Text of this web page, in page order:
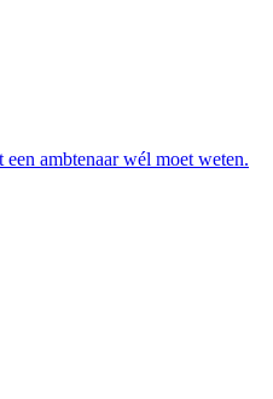
ambtenaar wél moet weten.